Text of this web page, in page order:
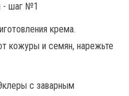
крема.
кожуры и семян, нарежьте